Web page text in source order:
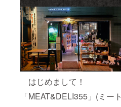
はじめまして！
「MEAT&DELI355」(ミート